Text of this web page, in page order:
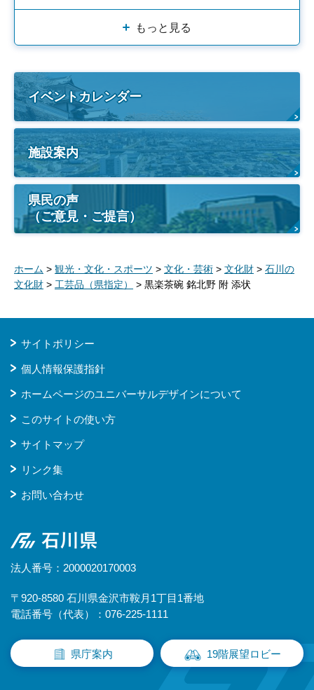
もっと見る
イベントカレンダー
施設案内
県民の声
（ご意見・ご提言）
ホーム > 観光・文化・スポーツ > 文化・芸術 > 文化財 > 石川の
文化財 > 工芸品（県指定） > 黒楽茶碗 銘北野 附 添状
サイトポリシー
個人情報保護指針
ホームページのユニバーサルデザインについて
このサイトの使い方
サイトマップ
リンク集
お問い合わせ
石川県
法人番号：2000020170003
〒920-8580 石川県金沢市鞍月1丁目1番地
電話番号（代表）：076-225-1111
県庁案内 19階展望ロビー